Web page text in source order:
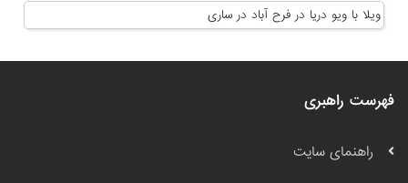
ویلا با ویو دریا در فرح آباد در ساری
فهرست راهبری
راهنمای سایت